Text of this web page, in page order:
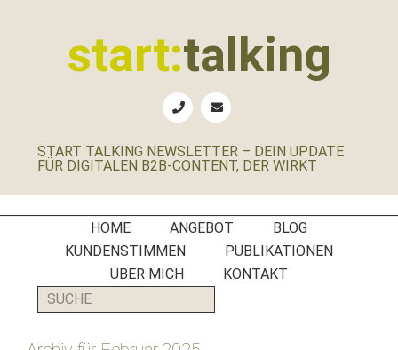
start:talking
B2B-
Social
Media
Manager
PR-
Agenturen
START TALKING NEWSLETTER – DEIN UPDATE
FÜR DIGITALEN B2B-CONTENT, DER WIRKT
HOME ANGEBOT
BLOG
KUNDENSTIMMEN
PUBLIKATIONEN
ÜBER MICH
KONTAKT
SUCHE